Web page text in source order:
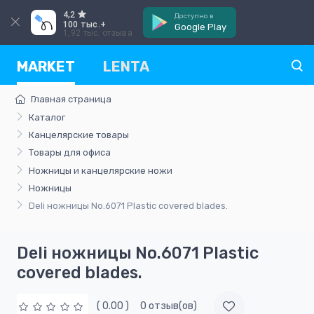
4,2
100 тыс.+
1,92 тыс. отзыва
Доступно в
Google Play
MARKET LENTA
Главная страница
Каталог
Канцелярские товары
Товары для офиса
Ножницы и канцелярские ножи
Ножницы
Deli ножницы No.6071 Plastic covered blades.
Deli ножницы No.6071 Plastic
covered blades.
( 0.00 ) 0 отзыв(ов)